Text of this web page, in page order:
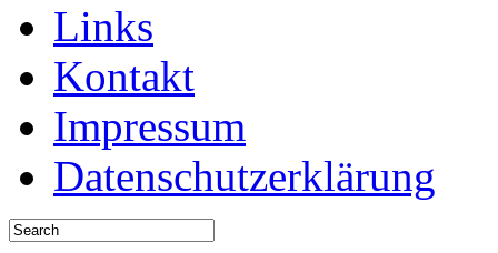
Links
Kontakt
Impressum
Datenschutzerklärung